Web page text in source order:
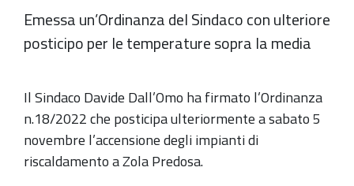
Emessa un’Ordinanza del Sindaco con ulteriore
posticipo per le temperature sopra la media
Il Sindaco Davide Dall’Omo ha firmato l’Ordinanza
n.18/2022 che posticipa ulteriormente a sabato 5
novembre l’accensione degli impianti di
riscaldamento a Zola Predosa.